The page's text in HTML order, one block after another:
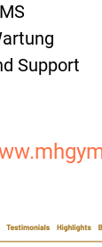
Support